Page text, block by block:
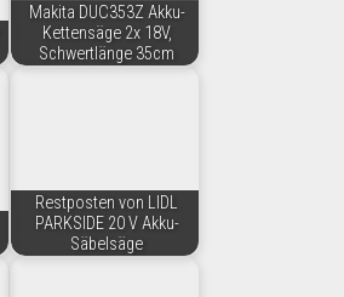
Makita DUC353Z Akku-
Kettensäge 2x 18V,
Schwertlänge 35cm
Restposten von LIDL
PARKSIDE 20 V Akku-
Säbelsäge